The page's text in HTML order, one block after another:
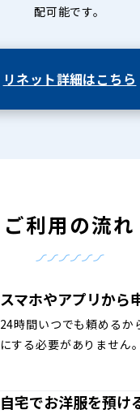
配可能です。
リネット詳細はこちら
ご利用の流れ
スマホやアプリから
24時間いつでも頼めるか
にする必要がありません。
自宅でお洋服を預け